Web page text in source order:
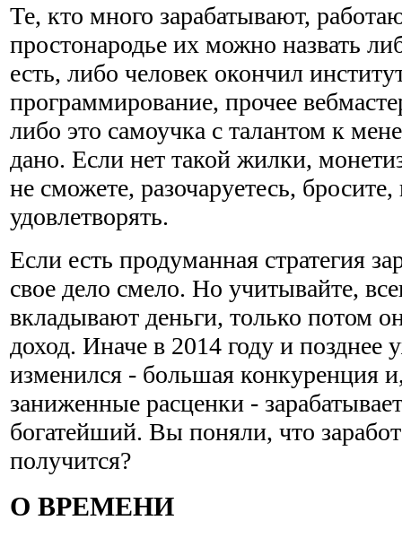
Те, кто много зарабатывают,
простонародье их можно назвать
есть, либо человек окончил
программирование, прочее
либо это самоучка с талантом к
дано. Если нет такой жилки,
не сможете, разочаруетесь,
удовлетворять.
Если есть продуманная стратегия
свое дело смело. Но учитывайте,
вкладывают деньги, только потом
доход. Иначе в 2014 году и позднее
изменился - большая конкуренция
заниженные расценки -
богатейший. Вы поняли, что
получится?
О ВРЕМЕНИ